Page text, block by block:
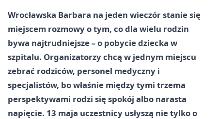
Wrocławska Barbara na jeden wieczór stanie się
miejscem rozmowy o tym, co dla wielu rodzin
bywa najtrudniejsze – o pobycie dziecka w
szpitalu. Organizatorzy chcą w jednym miejscu
zebrać rodziców, personel medyczny i
specjalistów, bo właśnie między tymi trzema
perspektywami rodzi się spokój albo narasta
napięcie. 13 maja uczestnicy usłyszą nie tylko o